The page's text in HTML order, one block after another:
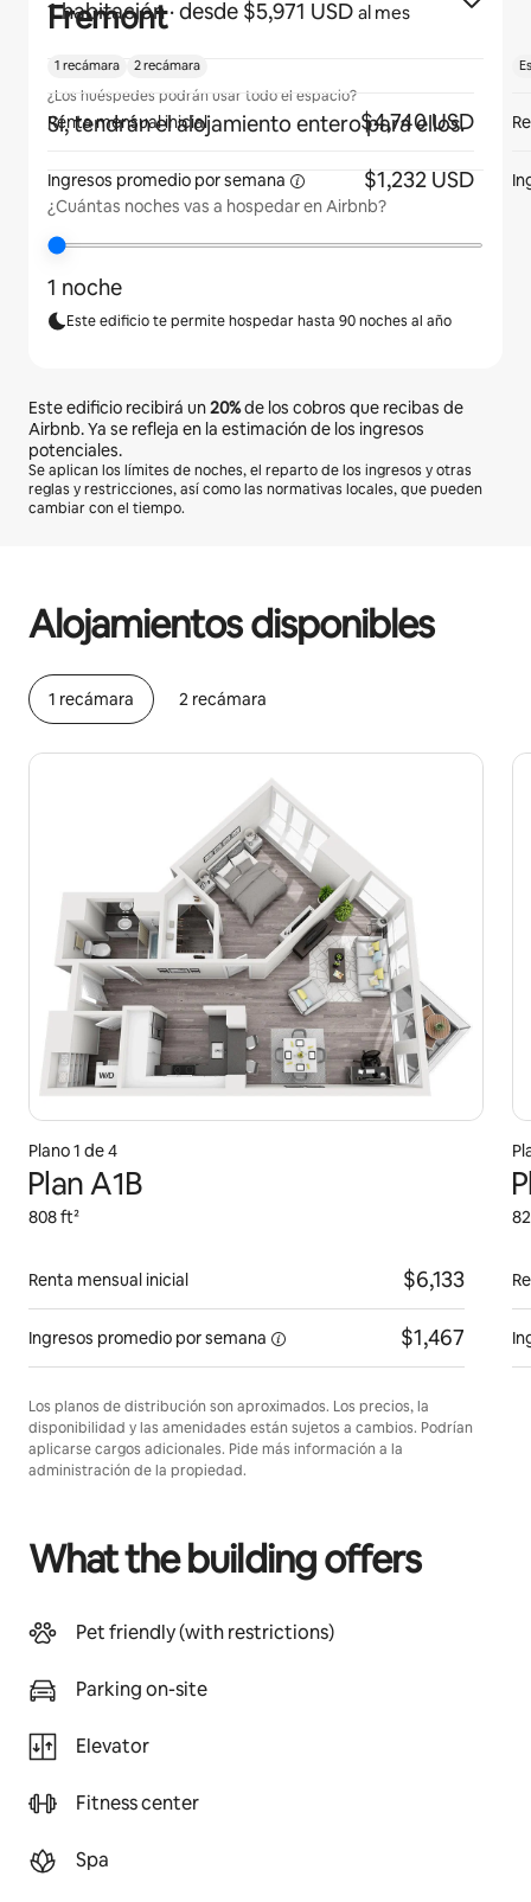
1 habitación · desde $5,971 USD al mes
¿Los huéspedes podrán usar todo el espacio?
Sí, tendrán el alojamiento entero para ellos.
¿Cuántas noches vas a hospedar en Airbnb?
1 noche
Este edificio te permite hospedar hasta 90 noches al año
Este edificio recibirá un20%de los cobros que recibas de
Airbnb. Ya se refleja en la estimación de los ingresos
potenciales.
Se aplican los límites de noches, el reparto de los ingresos y otras
reglas y restricciones, así como las normativas locales, que pueden
cambiar con el tiempo.
Alojamientos disponibles
1 recámara 2 recámara
Plano 1 de 4
Plan A1B
808 ft²
Renta mensual inicial $6,133
Ingresos promedio porsemana $1,467
Los planos de distribución son aproximados. Los precios, la
disponibilidad y las amenidades están sujetos a cambios. Podrían
aplicarse cargos adicionales. Pide más información a la
administración de la propiedad.
What the building offers
Pet friendly (with restrictions)
Parking on-site
Elevator
Fitness center
Spa
Fremont
1 recámara 2 recámara
Renta mensual inicial $4,740 USD
Ingresos promedio porsemana $1,232 USD